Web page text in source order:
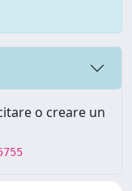
o creare un